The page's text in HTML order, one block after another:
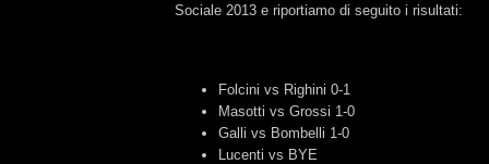
Sociale 2013 e riportiamo di seguito i risultati:
Folcini vs Righini 0-1
Masotti vs Grossi 1-0
Galli vs Bombelli 1-0
Lucenti vs BYE